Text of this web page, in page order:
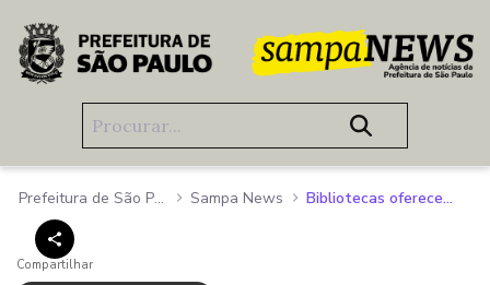
Pular para o Conteúdo principal
Prefeitura de São Paulo Sampa News Bibliotecas oferecem cinema gratuito e adaptado para crianças com TEA
Compartilhar